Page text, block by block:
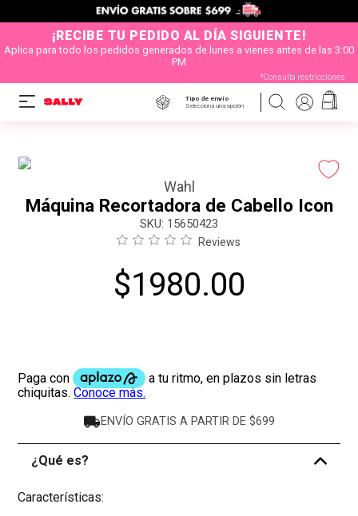
¡RECIBE TU PEDIDO AL DÍA SIGUIENTE!
Aplica para todo los pedidos generados de lunes a vienes antes de las 3:00
PM
*Consulta restricciones
Tipo de envío
Selecciona una opción
Wahl
Máquina Recortadora de Cabello Icon
: 15650423
Reviews
$1980.00
ENVÍO GRATIS A PARTIR DE $699
¿Qué es? -
Características: